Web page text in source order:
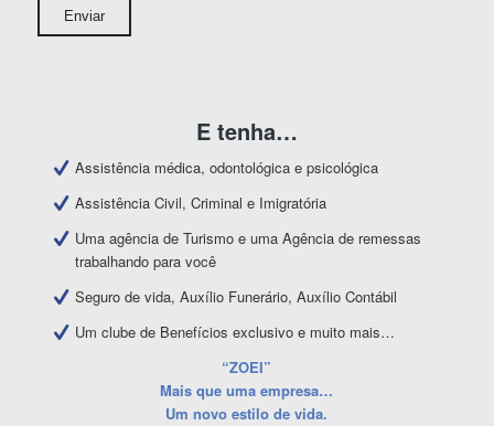
E tenha…
Assistência médica, odontológica e psicológica
Assistência Civil, Criminal e Imigratória
Uma agência de Turismo e uma Agência de remessas
trabalhando para você
Seguro de vida, Auxílio Funerário, Auxílio Contábil
Um clube de Benefícios exclusivo e muito mais…
“ZOEI”
Mais que uma empresa…
Um novo estilo de vida.